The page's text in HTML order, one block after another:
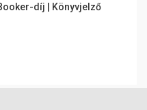
díj | Könyvjelző